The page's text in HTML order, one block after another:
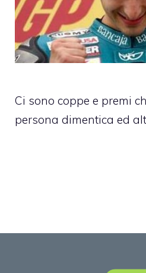
Ci sono coppe e premi
persona dimentica ed